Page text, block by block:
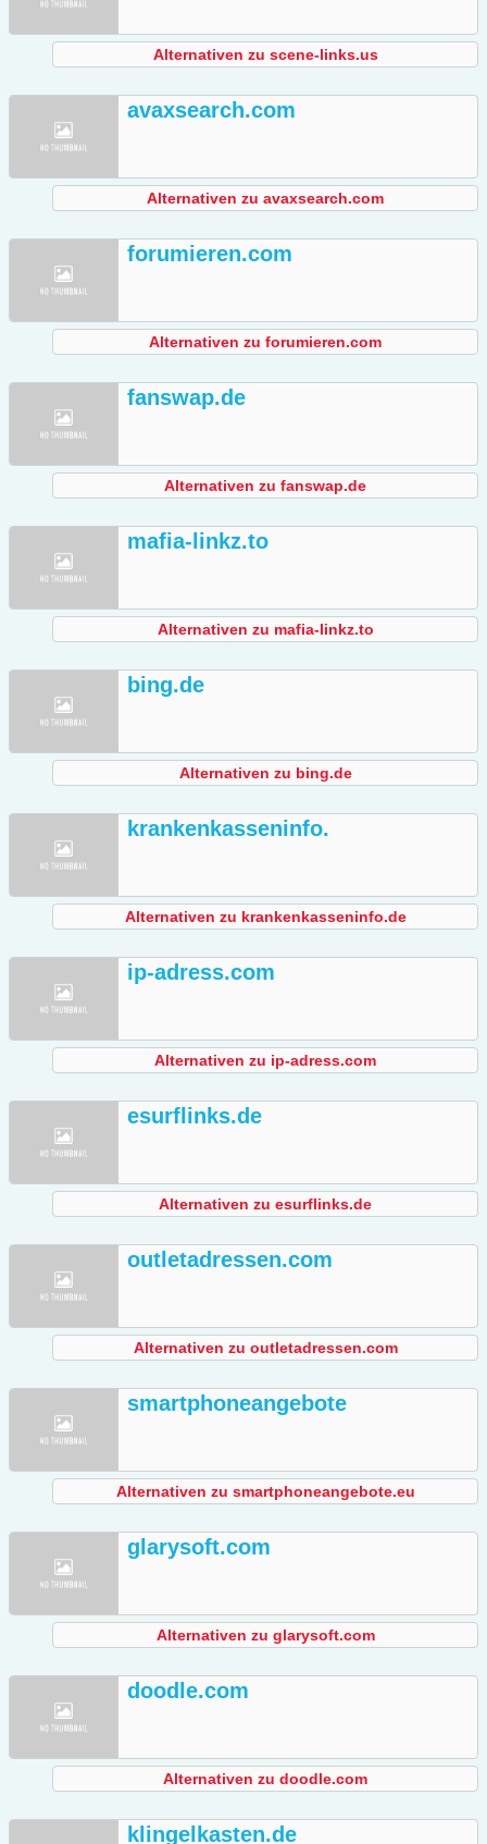
Alternativen zu scene-links.us
avaxsearch.com
Alternativen zu avaxsearch.com
forumieren.com
Alternativen zu forumieren.com
fanswap.de
Alternativen zu fanswap.de
mafia-linkz.to
Alternativen zu mafia-linkz.to
bing.de
Alternativen zu bing.de
krankenkasseninfo.
Alternativen zu krankenkasseninfo.de
ip-adress.com
Alternativen zu ip-adress.com
esurflinks.de
Alternativen zu esurflinks.de
outletadressen.com
Alternativen zu outletadressen.com
smartphoneangebote
Alternativen zu smartphoneangebote.eu
glarysoft.com
Alternativen zu glarysoft.com
doodle.com
Alternativen zu doodle.com
klingelkasten.de